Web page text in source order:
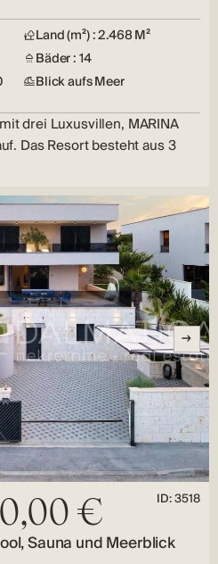
Land (m²) : 2.468 M²
Bäder : 14
Blick aufs Meer
drei Luxusvillen, MARINA
Das Resort besteht aus 3
€ ID: 3518
Sauna und Meerblick